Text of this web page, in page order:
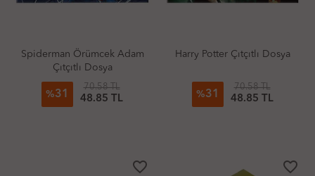
Spiderman Örümcek Adam
Çıtçıtlı Dosya
%31
70.58 TL
48.85 TL
Harry Potter Çıtçıtlı Dosya
%31
70.58 TL
48.85 TL
favorite_border favorite_border